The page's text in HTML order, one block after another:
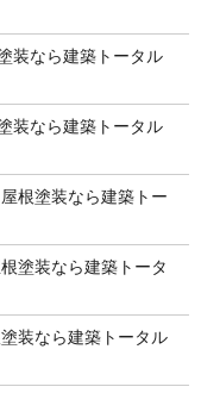
装なら建築トータル
装なら建築トータル
根塗装なら建築トー
塗装なら建築トータ
装なら建築トータル